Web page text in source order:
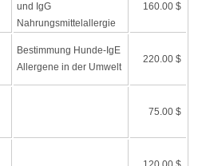
und IgG
Nahrungsmittelallergie
160.00 $
Bestimmung Hunde-IgE
Allergene in der Umwelt
220.00 $
75.00 $